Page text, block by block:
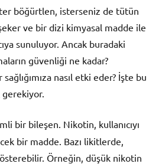
böğürtlen, isterseniz de tütün
ve bir dizi kimyasal madde ile
sunuluyor. Ancak buradaki
güvenliği ne kadar?
nasıl etki eder? İşte bu
bir bileşen. Nikotin, kullanıcıyı
bir madde. Bazı likitlerde,
Örneğin, düşük nikotin